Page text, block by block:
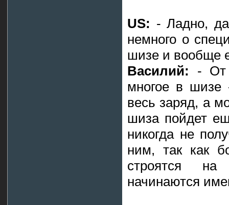
US: - Ладно,
немного о
шизе и вообще
Василий: - От
многое в шизе
весь заряд, а
шиза пойдет
никогда не
ним, так как
строятся на
начинаются